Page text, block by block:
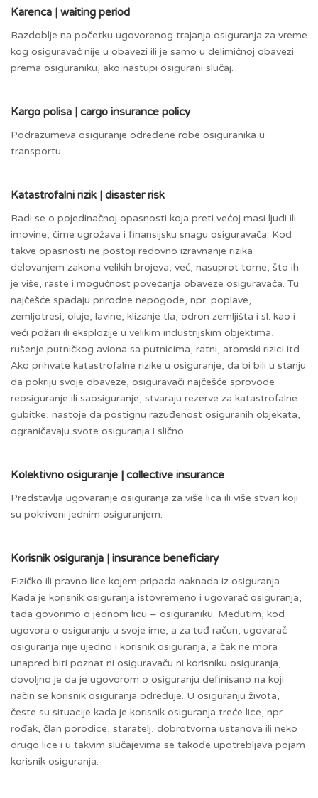
Karenca | waiting period
Razdoblje na početku ugovorenog trajanja osiguranja za vreme
kog osiguravač nije u obavezi ili je samo u delimičnoj obavezi
prema osiguraniku, ako nastupi osigurani slučaj.
Kargo polisa | cargo insurance policy
Podrazumeva osiguranje određene robe osiguranika u
transportu.
Katastrofalni rizik | disaster risk
Radi se o pojedinačnoj opasnosti koja preti većoj masi ljudi ili
imovine, čime ugrožava i finansijsku snagu osiguravača. Kod
takve opasnosti ne postoji redovno izravnanje rizika
delovanjem zakona velikih brojeva, već, nasuprot tome, što ih
je više, raste i mogućnost povećanja obaveze osiguravača. Tu
najčešće spadaju prirodne nepogode, npr. poplave,
zemljotresi, oluje, lavine, klizanje tla, odron zemljišta i sl. kao i
veći požari ili eksplozije u velikim industrijskim objektima,
rušenje putničkog aviona sa putnicima, ratni, atomski rizici itd.
Ako prihvate katastrofalne rizike u osiguranje, da bi bili u stanju
da pokriju svoje obaveze, osiguravači najčešće sprovode
reosiguranje ili saosiguranje, stvaraju rezerve za katastrofalne
gubitke, nastoje da postignu razuđenost osiguranih objekata,
ograničavaju svote osiguranja i slično.
Kolektivno osiguranje | collective insurance
Predstavlja ugovaranje osiguranja za više lica ili više stvari koji
su pokriveni jednim osiguranjem.
Korisnik osiguranja | insurance beneficiary
Fizičko ili pravno lice kojem pripada naknada iz osiguranja.
Kada je korisnik osiguranja istovremeno i ugovarač osiguranja,
tada govorimo o jednom licu – osiguraniku. Međutim, kod
ugovora o osiguranju u svoje ime, a za tuđ račun, ugovarač
osiguranja nije ujedno i korisnik osiguranja, a čak ne mora
unapred biti poznat ni osiguravaču ni korisniku osiguranja,
dovoljno je da je ugovorom o osiguranju definisano na koji
način se korisnik osiguranja određuje. U osiguranju života,
česte su situacije kada je korisnik osiguranja treće lice, npr.
rođak, član porodice, staratelj, dobrotvorna ustanova ili neko
drugo lice i u takvim slučajevima se takođe upotrebljava pojam
korisnik osiguranja.